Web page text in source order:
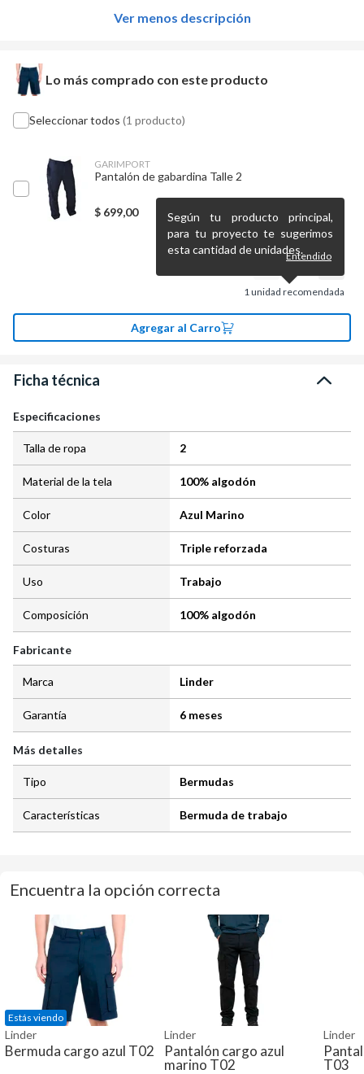
Ver menos descripción
Lo más comprado con este producto
Seleccionar todos (1 producto)
GARIMPORT
Pantalón de gabardina Talle 2
$ 699,00
1unidad recomendada
Según tu producto principal,
para tu proyecto te sugerimos
esta cantidad de unidades.Entendido
Agregar al Carro
Ficha técnica
Especificaciones
Talla de ropa 2
Material de la tela 100% algodón
Color Azul Marino
Costuras Triple reforzada
Uso Trabajo
Composición 100% algodón
Fabricante
Marca Linder
Garantía 6 meses
Más detalles
Tipo Bermudas
Características Bermuda de trabajo
Encuentra la opción correcta
Estás viendo
Linder
Bermuda cargo azul T02
Linder
Pantalón cargo azul
marino T02
Linder
T03